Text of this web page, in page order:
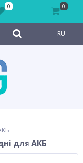
RU
для АКБ
0 0